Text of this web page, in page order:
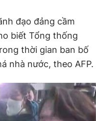
đạo đảng cầm
biết Tổng thống
thời gian ban bố
nhà nước, theo AFP.